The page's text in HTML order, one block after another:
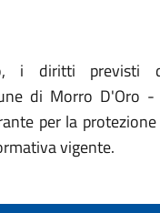
i diritti previsti
di Morro D'Oro
per la
vigente.